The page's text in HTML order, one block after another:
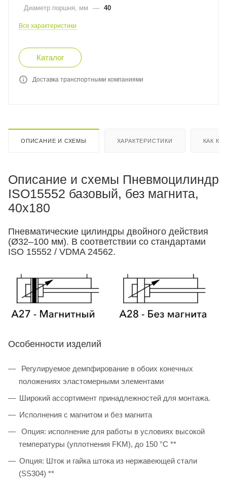
Диаметр поршня, мм
— 40
Все характеристики
Каталог
Доставка транспортными компаниями
ОПИСАНИЕ И СХЕМЫ ХАРАКТЕРИСТИКИ КАК
Описание и схемы Пневмоцилиндр
ISO15552 базовый, без магнита,
40x180
Пневматические цилиндры двойного действия
(Ø32–100 мм). В соответствии со стандартами
ISO 15552 / VDMA 24562.
Особенности изделий
Регулируемое демпфирование в обоих конечных
положениях эластомерными элементами
Широкий ассортимент принадлежностей для монтажа.
Исполнения с магнитом и без магнита
Опция: исполнение для работы в условиях высокой
температуры (уплотнения FKM), до 150 °C **
Опция: Шток и гайка штока из нержавеющей стали
(SS304) **